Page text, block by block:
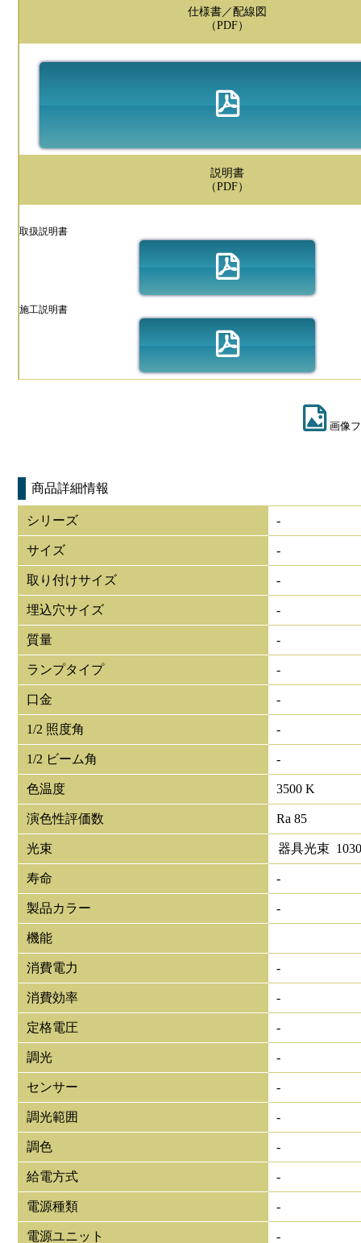
仕様書／配線図
（PDF）
説明書
（PDF）
取扱説明書
施工説明書
画像
商品詳細情報
シリーズ -
サイズ -
取り付けサイズ -
埋込穴サイズ -
質量 -
ランプタイプ -
口金 -
1/2 照度角 -
1/2 ビーム角 -
色温度 3500 K
演色性評価数 Ra 85
光束 器具光束
寿命 -
製品カラー -
機能
消費電力 -
消費効率 -
定格電圧 -
調光 -
センサー -
調光範囲 -
調色 -
給電方式 -
電源種類 -
電源ユニット -